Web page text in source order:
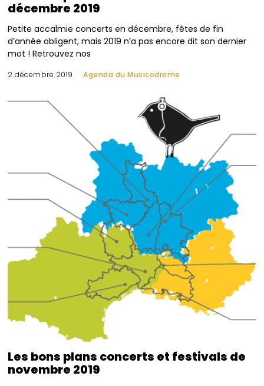
décembre 2019
Petite accalmie concerts en décembre, fêtes de fin
d’année obligent, mais 2019 n’a pas encore dit son dernier
mot ! Retrouvez nos
2 décembre 2019 Agenda du Musicodrome
Les bons plans concerts et festivals de
novembre 2019